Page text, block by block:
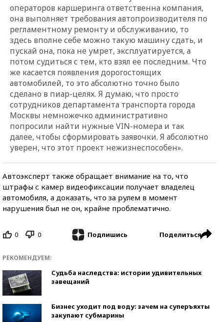
операторов каршеринга ответственна компания,
она выполняет требования автопроизводителя по
регламентному ремонту и обслуживанию, то
здесь вполне себе можно такую машину сдать, и
пускай она, пока не умрет, эксплуатируется, а
потом судиться с тем, кто взял ее последним. Что
же касается появления дорогостоящих
автомобилей, то это абсолютно точно было
сделано в пиар-целях. Я думаю, что просто
сотрудников департамента транспорта города
Москвы немножечко административно
попросили найти нужные VIN-номера и так
далее, чтобы сформировать заявочки. Я абсолютно
уверен, что этот проект нежизнеспособен».
Автоэксперт также обращает внимание на то, что
штрафы с камер видеофиксации получает владелец
автомобиля, а доказать, что за рулем в момент
нарушения был не он, крайне проблематично.
0 0 Подпишись Поделиться
РЕКОМЕНДУЕМ:
Судьба наследства: истории удивительных
завещаний
Бизнес уходит под воду: зачем на суперъяхты
закупают субмарины